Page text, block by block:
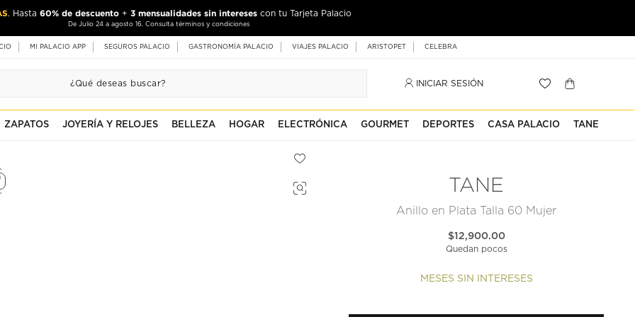
. Hasta 60% de descuento + 3 mensualidades sin intereses con tu Tarjeta Palacio
De Julio 24 a agosto 16. Consulta términos y condiciones
MI PALACIO APP SEGUROS PALACIO GASTRONOMÍA PALACIO VIAJES PALACIO ARISTOPET CELEBRA
INICIAR SESIÓN
ZAPATOS JOYERÍA Y RELOJES BELLEZA HOGAR ELECTRÓNICA GOURMET DEPORTES CASA PALACIO TANE
TANE
Anillo en Plata Talla 60 Mujer
$12,900.00
Quedan pocos
MESES SIN INTERESES